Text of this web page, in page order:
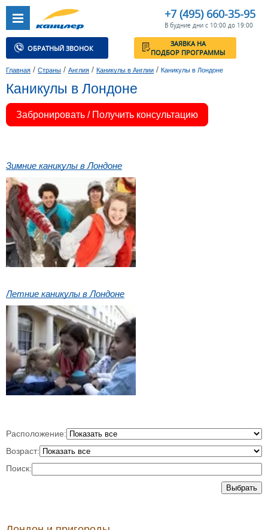
+7 (495) 660-35-95
В будние дни с 10:00 до 19:00
ОБРАТНЫЙ ЗВОНОК
ЗАЯВКА НА
ПОДБОР ПРОГРАММЫ
Главная / Страны / Англия / Каникулы в Англии / Каникулы в Лондоне
Каникулы в Лондоне
Забронировать / Получить консультацию
Зимние каникулы в Лондоне
Летние каникулы в Лондоне
Расположение:
Возраст:
Поиск:
Выбрать